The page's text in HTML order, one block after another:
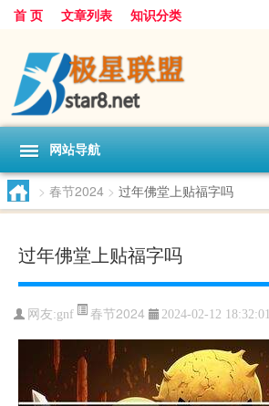
首 页 文章列表 知识分类
网站导航
> 春节2024 > 过年佛堂上贴福字吗
过年佛堂上贴福字吗
网友:gnf 春节2024 2024-02-12 18:32:01